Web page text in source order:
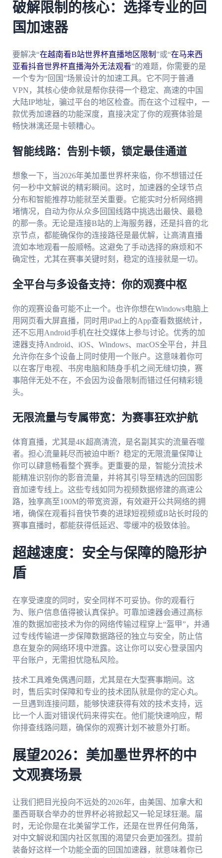
破解限制的核心：选择专业的回
国加速器
要解决“在越南看B站世界杯直播地区限制 ”或“在马来西
亚看抖音世界杯直播海外无法观看”的难题，你需要的是
一个专为“回国”场景设计的加速工具。它不同于普通
VPN，其核心使命就是帮你获得一个稳定、高速的中国
大陆IP地址，骗过平台的地区检查。而在这个过程中，一
款优秀加速器的功能深度，直接决定了你的观赛体验是
畅快淋漓还是卡顿糟心。
智能线路：告别卡顿，锁定最佳通道
想象一下，当2026年美加墨世界杯来临，你不想错过任
何一秒中文解说的精彩瞬间。这时，加速器的全球节点
分布和智能推荐功能就至关重要。它能实时分析网络拥
堵情况，自动为你从众多回国线路中挑选出最快、最稳
的那一条。无论是连接B站的上海服务器，还是抖音的北
京节点，都能确保你的连接路径是最优解，让高清直播
流如本地观看一般顺畅。这避免了手动选择的麻烦和不
确定性，尤其在赛事关键时刻，稳定的连接就是一切。
全平台与多设备支持：你的观赛中枢
你的观赛设备可能不止一个。也许你想在Windows电脑上
用网页看大屏直播，同时用iPad上的App查看数据统计，
还不忘用Android手机在社交媒体上参与讨论。优秀的加
速器支持Android、iOS、Windows、macOS全平台，并且
允许你在多个设备上同时使用一个账户。这意味着你可
以在客厅电视、书房电脑和随身手机之间无缝切换，赛
事陪伴无处不在，不会因为设备限制而错过任何精彩镜
头。
无限流量与专属带宽：为赛事狂欢护航
体育直播，尤其是4K超高清流，是名副其实的流量吞噬
者。担心流量耗尽而被迫中断？稳定的无限流量保障让
你可以肆意畅看整个赛季。更重要的是，智能分流技术
能精准识别你的影音流量，并将其引导至精选的回国影
音加速专线上。这些专线如同为视频数据修建的高速公
路，独享高至100M的带宽资源，有效避开公共网络的拥
堵，确保在观看抖音快节奏的进球短视频或B站长时段的
赛事直播时，都能获得低延迟、零缓冲的极致体验。
超越速度：安全与保障的隐形护
盾
在享受速度的同时，安全同样不可妥协。你的观看行
为、账户信息值得被认真保护。可靠加速器会通过高标
准的数据加密技术为你的网络传输过程穿上“盔甲”，并通
过专线传输进一步保障数据路径的独立与安全，防止信
息在复杂的网络环境中泄露。这让你可以安心登录国内
平台账户，无需担忧隐私风险。
技术工具难免偶遇问题，尤其是在大型赛事期间。这
时，售后实时保障和专业的技术团队就是你的定心丸。
一旦遇到连接问题，能够快速获得有效的技术支持，远
比一个人面对错误代码来得实在。他们能快速响应，帮
你排查线路问题，确保你的观赛计划不被意外打断。
展望2026：美加墨世界杯的中
文观赛场景
让我们把目光投向不远处的2026年，由美国、加拿大和
墨西哥联合举办的世界杯必将掀起又一轮足球狂潮。届
时，无论你是在北美留学工作，还是在世界任何角落，
对中文解说和国内社区氛围的渴望只会更加强烈。提前
装备好这样一个功能全面的回国加速器，就意味着你已